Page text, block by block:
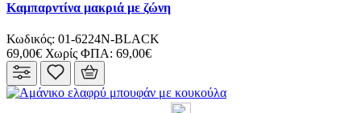
Καμπαρντίνα μακριά με ζώνη
Κωδικός: 01-6224N-BLACK
69,00€ Χωρίς ΦΠΑ: 69,00€